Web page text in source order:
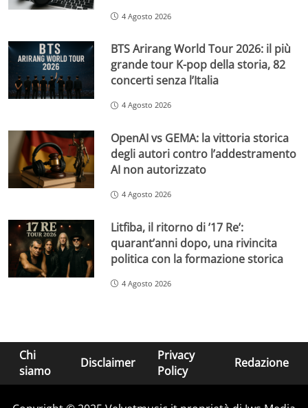
4 Agosto 2026
BTS Arirang World Tour 2026: il più
grande tour K-pop della storia, 82
concerti senza l’Italia
4 Agosto 2026
OpenAI vs GEMA: la vittoria storica
degli autori contro l’addestramento
AI non autorizzato
4 Agosto 2026
Litfiba, il ritorno di ’17 Re’:
quarant’anni dopo, una rivincita
politica con la formazione storica
4 Agosto 2026
Chi
siamo
Disclaimer
Privacy
Policy
Redazione